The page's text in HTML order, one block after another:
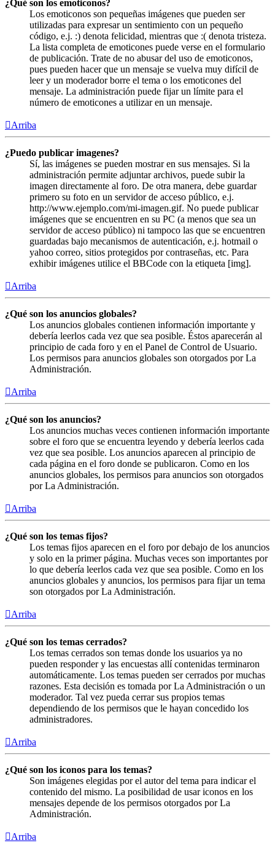
¿Qué son los emoticonos?
Los emoticonos son pequeñas imágenes que pueden ser
utilizadas para expresar un sentimiento con un pequeño
código, e.j. :) denota felicidad, mientras que :( denota tristeza.
La lista completa de emoticones puede verse en el formulario
de publicación. Trate de no abusar del uso de emoticonos,
pues pueden hacer que un mensaje se vuelva muy difícil de
leer y un moderador borre el tema o los emoticones del
mensaje. La administración puede fijar un límite para el
número de emoticones a utilizar en un mensaje.
Arriba
¿Puedo publicar imagenes?
Sí, las imágenes se pueden mostrar en sus mensajes. Si la
administración permite adjuntar archivos, puede subir la
imagen directamente al foro. De otra manera, debe guardar
primero su foto en un servidor de acceso público, e.j.
http://www.ejemplo.com/mi-imagen.gif. No puede publicar
imágenes que se encuentren en su PC (a menos que sea un
servidor de acceso público) ni tampoco las que se encuentren
guardadas bajo mecanismos de autenticación, e.j. hotmail o
yahoo correo, sitios protegidos por contraseñas, etc. Para
exhibir imágenes utilice el BBCode con la etiqueta [img].
Arriba
¿Qué son los anuncios globales?
Los anuncios globales contienen información importante y
debería leerlos cada vez que sea posible. Éstos aparecerán al
principio de cada foro y en el Panel de Control de Usuario.
Los permisos para anuncios globales son otorgados por La
Administración.
Arriba
¿Qué son los anuncios?
Los anuncios muchas veces contienen información importante
sobre el foro que se encuentra leyendo y debería leerlos cada
vez que sea posible. Los anuncios aparecen al principio de
cada página en el foro donde se publicaron. Como en los
anuncios globales, los permisos para anuncios son otorgados
por La Administración.
Arriba
¿Qué son los temas fijos?
Los temas fijos aparecen en el foro por debajo de los anuncios
y solo en la primer página. Muchas veces son importantes por
lo que debería leerlos cada vez que sea posible. Como en los
anuncios globales y anuncios, los permisos para fijar un tema
son otorgados por La Administración.
Arriba
¿Qué son los temas cerrados?
Los temas cerrados son temas donde los usuarios ya no
pueden responder y las encuestas allí contenidas terminaron
automáticamente. Los temas pueden ser cerrados por muchas
razones. Esta decisión es tomada por La Administración o un
moderador. Tal vez pueda cerrar sus propios temas
dependiendo de los permisos que le hayan concedido los
administradores.
Arriba
¿Qué son los iconos para los temas?
Son imágenes elegidas por el autor del tema para indicar el
contenido del mismo. La posibilidad de usar iconos en los
mensajes depende de los permisos otorgados por La
Administración.
Arriba